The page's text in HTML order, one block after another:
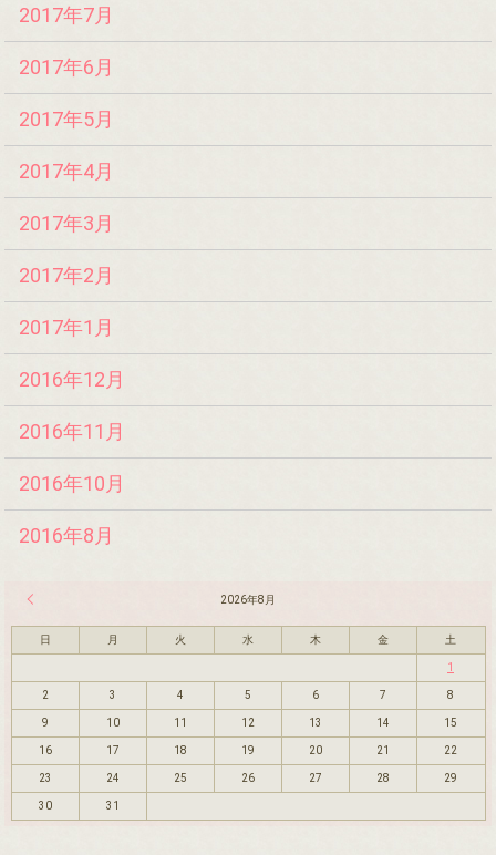
2017年7月
2017年6月
2017年5月
2017年4月
2017年3月
2017年2月
2017年1月
2016年12月
2016年11月
2016年10月
2016年8月
2026年8月
日 月 火 水 木 金 土
1
2 3 4 5 6 7 8
9 10 11 12 13 14 15
16 17 18 19 20 21 22
23 24 25 26 27 28 29
30 31